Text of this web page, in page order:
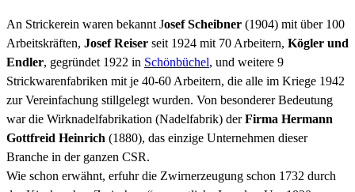
An Strickerein waren bekannt Josef Scheibner (1904) mit über 100
Arbeitskräften, Josef Reiser seit 1924 mit 70 Arbeitern, Kögler und
Endler, gegründet 1922 in Schönbüchel, und weitere 9
Strickwarenfabriken mit je 40-60 Arbeitern, die alle im Kriege 1942
zur Vereinfachung stillgelegt wurden. Von besonderer Bedeutung
war die Wirknadelfabrikation (Nadelfabrik) derFirma Hermann
Gottfreid Heinrich (1880), das einzige Unternehmen dieser
Branche in der ganzen CSR.
Wie schon erwähnt, erfuhr die Zwirnerzeugung schon 1732 durch